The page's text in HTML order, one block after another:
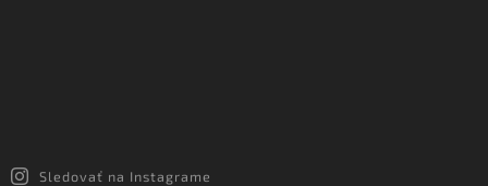
Sledovať na Instagrame